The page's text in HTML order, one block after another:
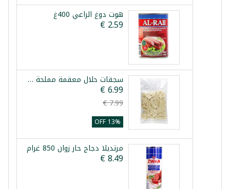
هوت دوغ الراعي 400غ
سجقات حلال معقمة مملحة 10م
13% OFF
مرتديلا دجاج حار زوان 850 غرام